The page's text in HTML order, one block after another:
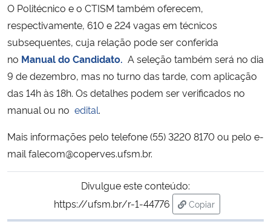
Secretaria-Geral
Secretaria de Governo
Gabinete de Segurança Institucional
Advocacia-Geral da União
Banco Central do Brasil
O Politécnico e o CTISM também oferecem,
respectivamente, 610 e 224 vagas em técnicos
subsequentes, cuja relação pode ser conferida
no Manual do Candidato. A seleção também será no dia
9 de dezembro, mas no turno das tarde, com aplicação
das 14h às 18h. Os detalhes podem ser verificados no
manual ou no edital.
Mais informações pelo telefone (55) 3220 8170 ou pelo e-
mail falecom@coperves.ufsm.br.
Divulgue este conteúdo:
https://ufsm.br/r-1-44776
Copiar
para área de